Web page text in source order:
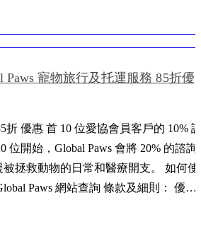
Paws 寵物旅行及托運服務 85折優
折 優惠 首 10 位愛協會員客戶的 10%
位開始，Global Paws 會將 20% 的諮詢
拯救動物的日常和醫療開支。 如何使